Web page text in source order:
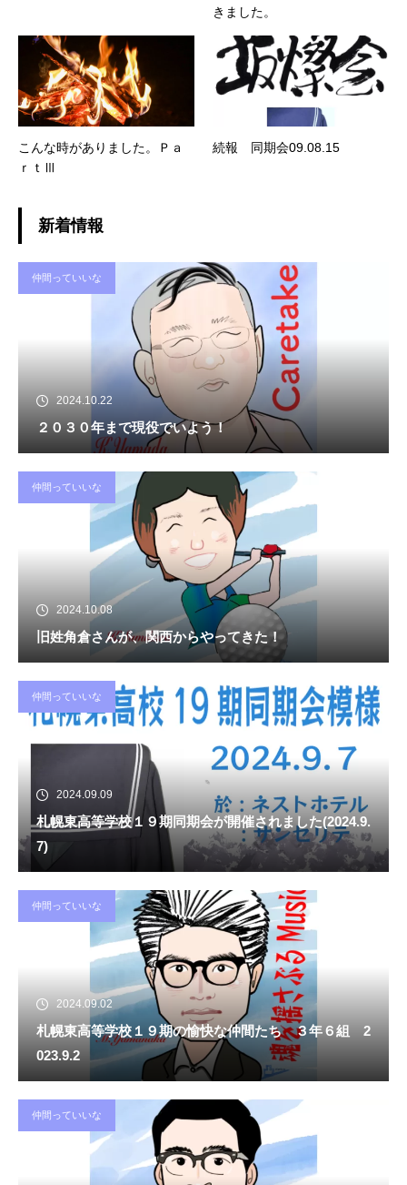
きました。
こんな時がありました。Ｐａ
ｒｔⅢ
続報 同期会09.08.15
新着情報
仲間っていいな
2024.10.22
２０３０年まで現役でいよう！
仲間っていいな
2024.10.08
旧姓角倉さんが、関西からやってきた！
仲間っていいな
2024.09.09
札幌東高等学校１９期同期会が開催されました(2024.9.
7)
仲間っていいな
2024.09.02
札幌東高等学校１９期の愉快な仲間たち ３年６組 2
023.9.2
仲間っていいな